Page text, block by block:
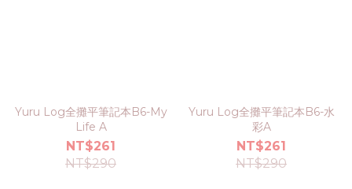
Yuru Log全攤平筆記本B6-My
Life A
NT$261
NT$290
Yuru Log全攤平筆記本B6-水
彩A
NT$261
NT$290